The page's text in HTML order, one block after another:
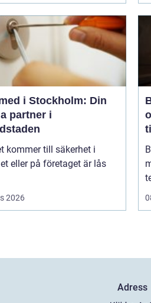
i Stockholm: Din
partner i
kommer till säkerhet i
eller på företaget är lås
2026
Adress